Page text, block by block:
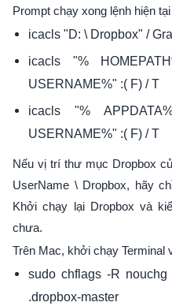
Prompt chạy xong lệnh hiện
icacls "D: \ Dropbox" /
icacls "%
USERNAME%" :( F) / T
icacls "%
USERNAME%" :( F) / T
Nếu vị trí thư mục Dropbox
UserName \ Dropbox, hãy
Khởi chạy lại Dropbox và
chưa.
Trên Mac, khởi chạy Terminal
sudo chflags -R
.dropbox-master